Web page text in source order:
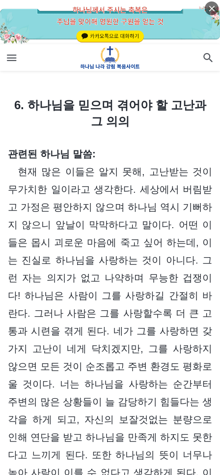
6. 하나님을 믿으며 겪어야 할 고난과 그 의의
6. 하나님을 믿으며 겪어야 할 고난과
그 의의
관련된 하나님 말씀:
현재 많은 이들은 알지 못해, 고난받는 것이
무가치한 일이라고 생각한다. 세상에서 버림받
고 가정은 평안하지 않으며 하나님 역시 기뻐하
지 않으니 앞날이 막막하다고 말이다. 어떤 이
들은 몹시 괴로운 마음에 죽고 싶어 하는데, 이
는 진실로 하나님을 사랑하는 것이 아니다. 그
런 자는 의지가 없고 나약하며 무능한 겁쟁이
다! 하나님은 사람이 그를 사랑하길 간절히 바
란다. 그러나 사람은 그를 사랑할수록 더 큰 고
통과 시련을 겪게 된다. 네가 그를 사랑하면 갖
가지 고난이 네게 닥치겠지만, 그를 사랑하지
않으면 모든 것이 순조롭고 주변 환경도 평화로
울 것이다. 너는 하나님을 사랑하는 순간부터
주변의 많은 상황들이 늘 감당하기 힘들다는 생
각을 하게 되고, 자신의 보잘것없는 분량으로
인해 연단을 받고 하나님을 만족게 하지도 못한
다고 느끼게 된다. 또한 하나님의 뜻이 너무나
높아 사람이 이를 수 없다고 생각하게 된다. 이